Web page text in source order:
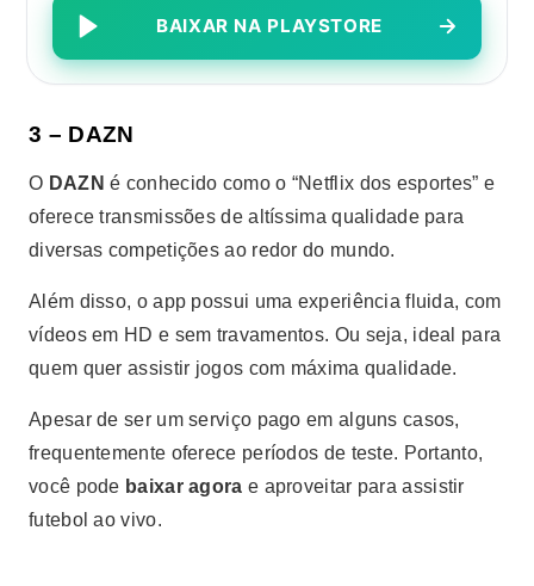
BAIXAR NA PLAYSTORE
3 – DAZN
O DAZN é conhecido como o “Netflix dos esportes” e
oferece transmissões de altíssima qualidade para
diversas competições ao redor do mundo.
Além disso, o app possui uma experiência fluida, com
vídeos em HD e sem travamentos. Ou seja, ideal para
quem quer assistir jogos com máxima qualidade.
Apesar de ser um serviço pago em alguns casos,
frequentemente oferece períodos de teste. Portanto,
você pode baixar agora e aproveitar para assistir
futebol ao vivo.